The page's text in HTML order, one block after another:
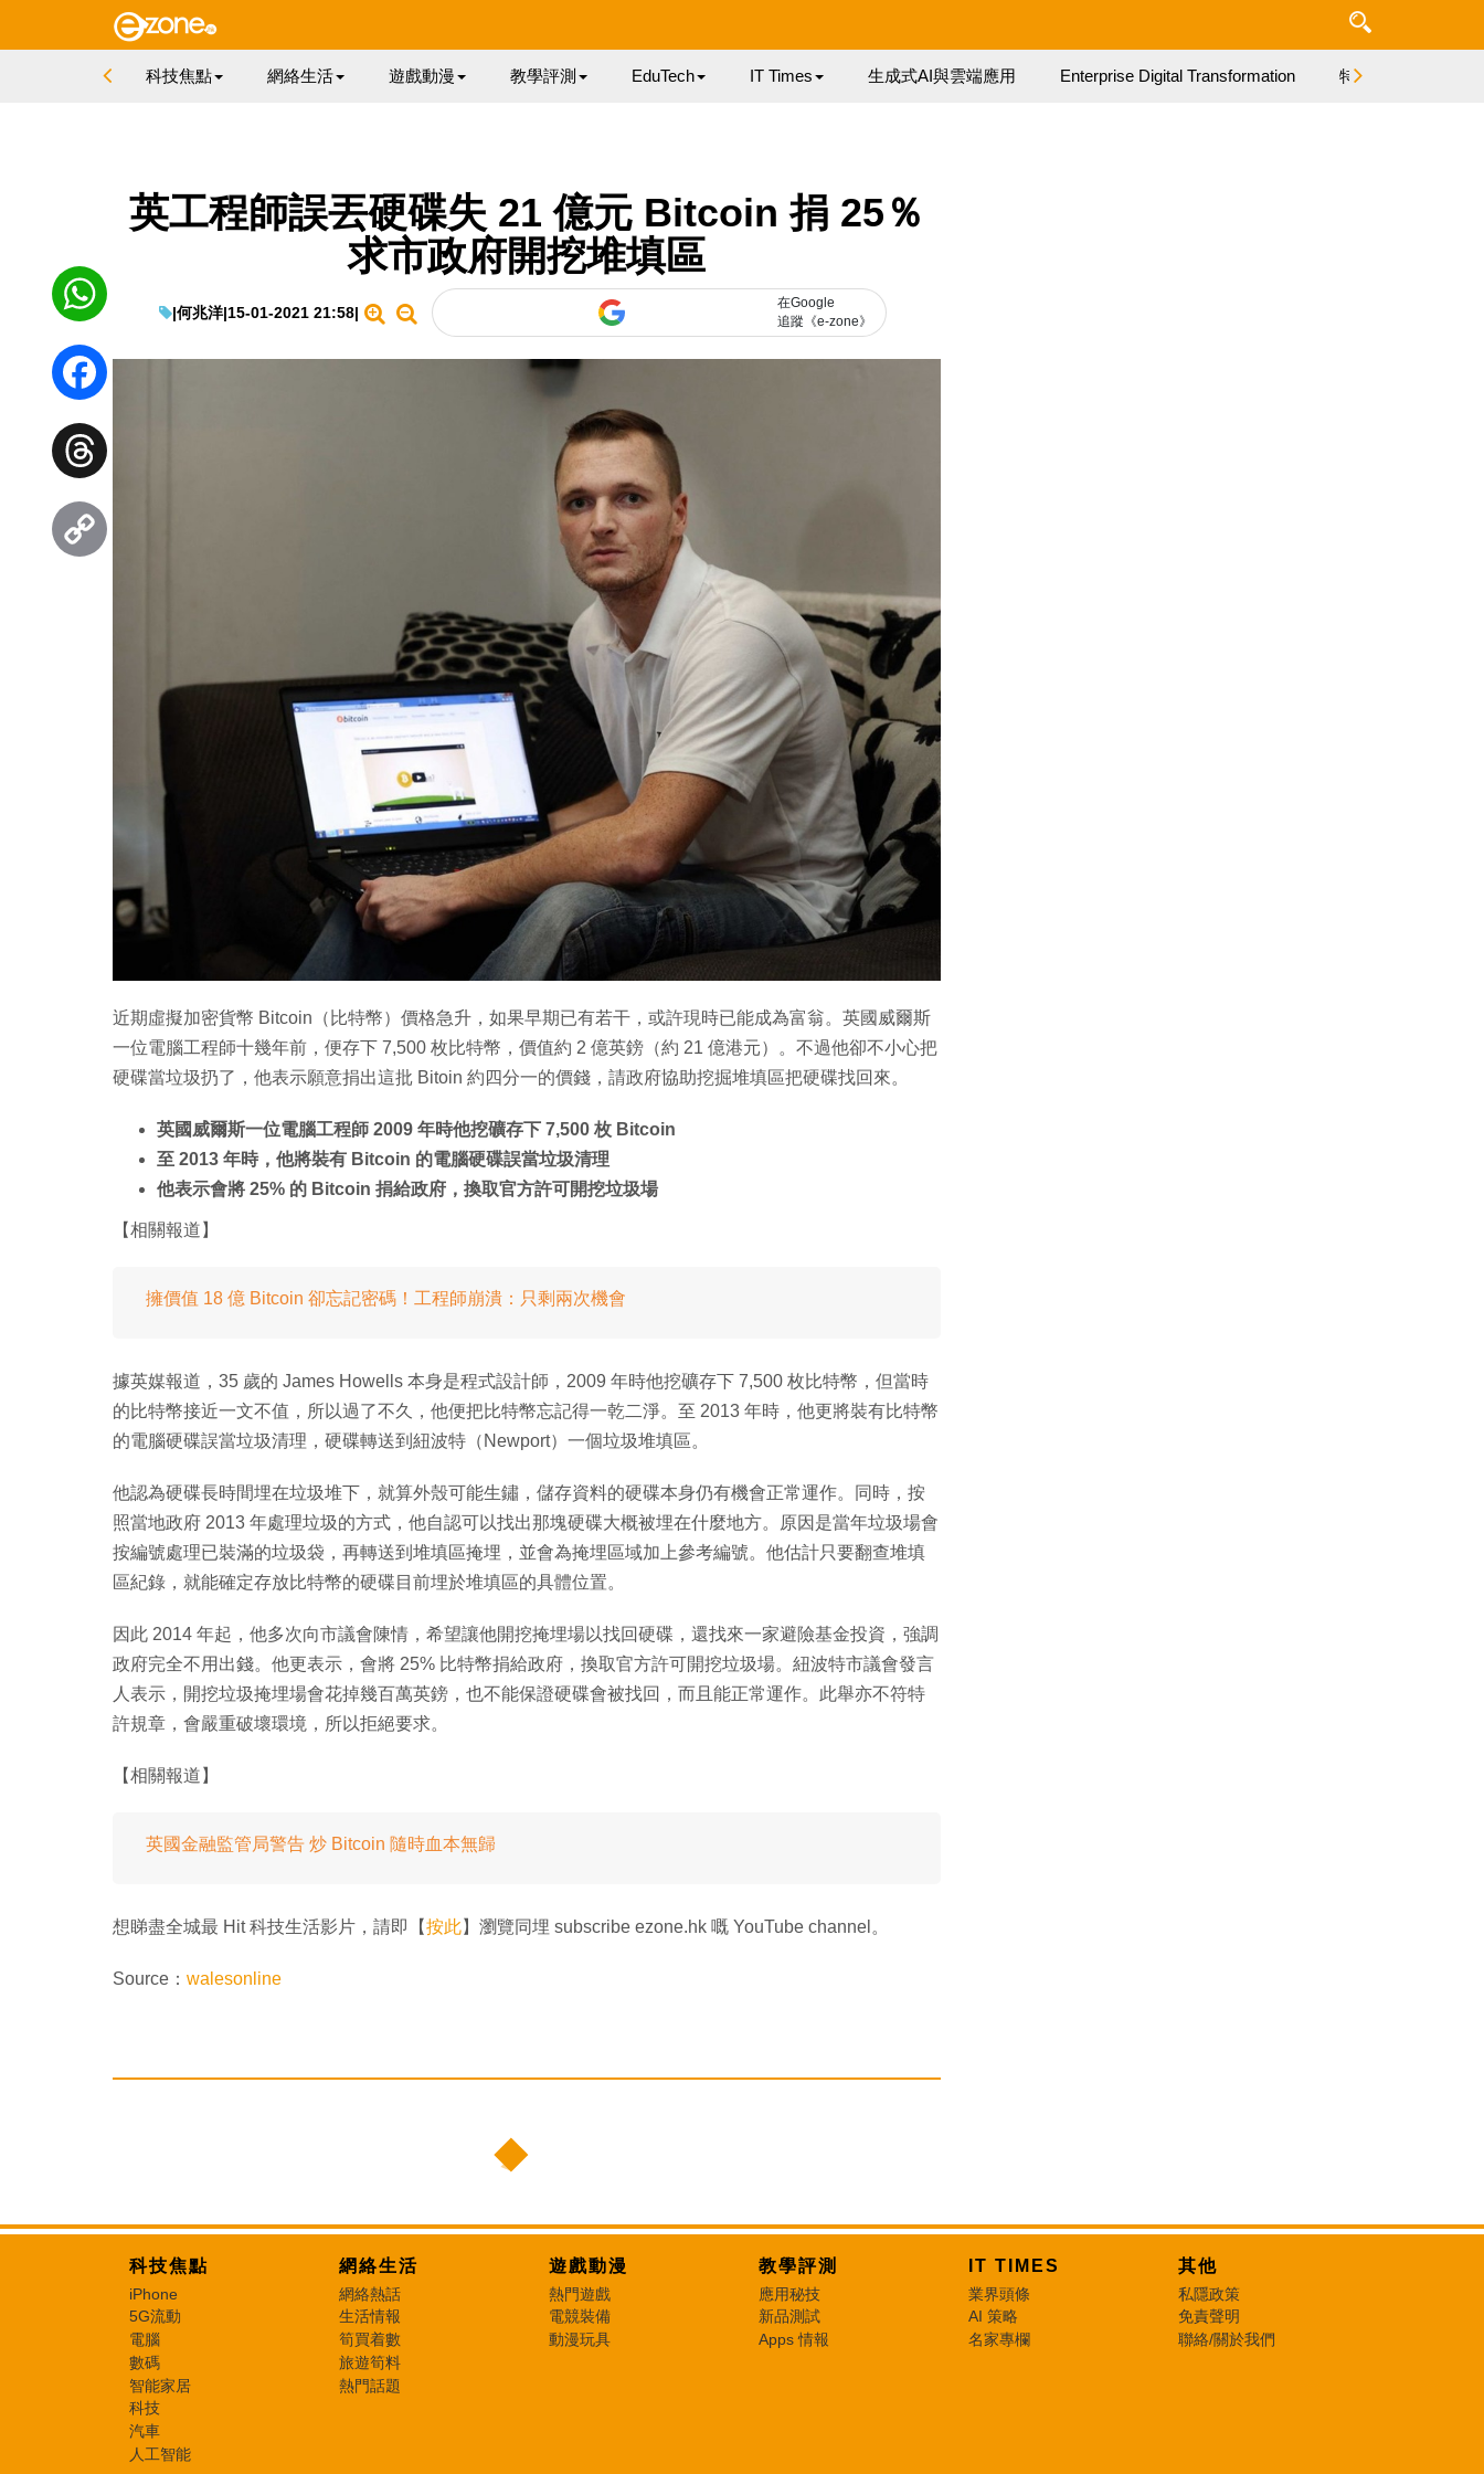
科技焦點 網絡生活 遊戲動漫 教學評測 EduTech IT Times 生成式AI與雲端應用 Enterprise Digital Transformation 特集
英工程師誤丟硬碟失 21 億元 Bitcoin 捐 25％
求市政府開挖堆填區
|何兆洋|15-01-2021 21:58|
在Google
追蹤《e-zone》
近期虛擬加密貨幣 Bitcoin（比特幣）價格急升，如果早期已有若干，或許現時已能成為富翁。英國威爾斯
一位電腦工程師十幾年前，便存下 7,500 枚比特幣，價值約 2 億英鎊（約 21 億港元）。不過他卻不小心把
硬碟當垃圾扔了，他表示願意捐出這批 Bitoin 約四分一的價錢，請政府協助挖掘堆填區把硬碟找回來。
英國威爾斯一位電腦工程師 2009 年時他挖礦存下 7,500 枚 Bitcoin
至 2013 年時，他將裝有 Bitcoin 的電腦硬碟誤當垃圾清理
他表示會將 25% 的 Bitcoin 捐給政府，換取官方許可開挖垃圾場
【相關報道】
擁價值 18 億 Bitcoin 卻忘記密碼！工程師崩潰：只剩兩次機會
據英媒報道，35 歲的 James Howells 本身是程式設計師，2009 年時他挖礦存下 7,500 枚比特幣，但當時
的比特幣接近一文不值，所以過了不久，他便把比特幣忘記得一乾二淨。至 2013 年時，他更將裝有比特幣
的電腦硬碟誤當垃圾清理，硬碟轉送到紐波特（Newport）一個垃圾堆填區。
他認為硬碟長時間埋在垃圾堆下，就算外殼可能生鏽，儲存資料的硬碟本身仍有機會正常運作。同時，按
照當地政府 2013 年處理垃圾的方式，他自認可以找出那塊硬碟大概被埋在什麼地方。原因是當年垃圾場會
按編號處理已裝滿的垃圾袋，再轉送到堆填區掩埋，並會為掩埋區域加上參考編號。他估計只要翻查堆填
區紀錄，就能確定存放比特幣的硬碟目前埋於堆填區的具體位置。
因此 2014 年起，他多次向市議會陳情，希望讓他開挖掩埋場以找回硬碟，還找來一家避險基金投資，強調
政府完全不用出錢。他更表示，會將 25% 比特幣捐給政府，換取官方許可開挖垃圾場。紐波特市議會發言
人表示，開挖垃圾掩埋場會花掉幾百萬英鎊，也不能保證硬碟會被找回，而且能正常運作。此舉亦不符特
許規章，會嚴重破壞環境，所以拒絕要求。
【相關報道】
英國金融監管局警告 炒 Bitcoin 隨時血本無歸
想睇盡全城最 Hit 科技生活影片，請即【按此】瀏覽同埋 subscribe ezone.hk 嘅 YouTube channel。
Source： walesonline
WhatsApp
Facebook
Threads
科技焦點
iPhone
5G流動
電腦
數碼
智能家居
科技
汽車
人工智能
網絡生活
網絡熱話
生活情報
筍買着數
旅遊筍料
熱門話題
遊戲動漫
熱門遊戲
電競裝備
動漫玩具
教學評測
應用秘技
新品測試
Apps 情報
IT TIMES
業界頭條
AI 策略
名家專欄
其他
私隱政策
免責聲明
聯絡/關於我們